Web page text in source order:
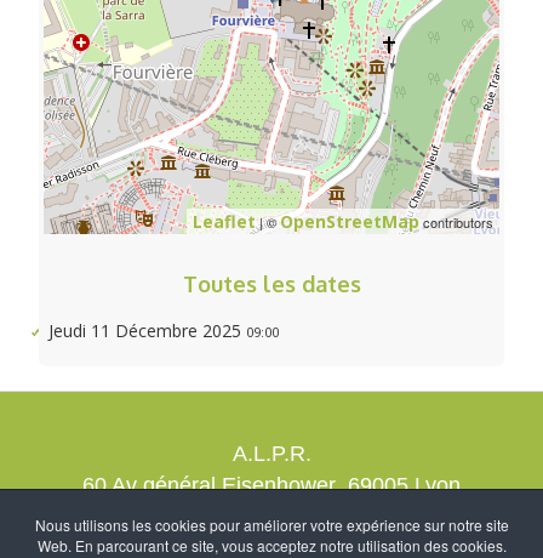
Nous utilisons les cookies pour améliorer votre expérience sur notre site
Web. En parcourant ce site, vous acceptez notre utilisation des cookies.
Leaflet| ©OpenStreetMap contributors
Toutes les dates
Jeudi 11 Décembre 2025 09:00
A.L.P.R.
60 Av général Eisenhower 69005 Lyon
Nous rejoindre